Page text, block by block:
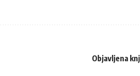
Objavljena